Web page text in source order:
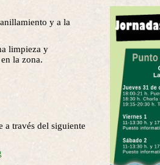
y a la
limpieza y
la zona.
a través del siguiente